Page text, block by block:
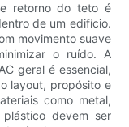
retorno do teto é
de um edifício.
movimento suave
o ruído. A
geral é essencial,
layout, propósito e
como metal,
devem ser